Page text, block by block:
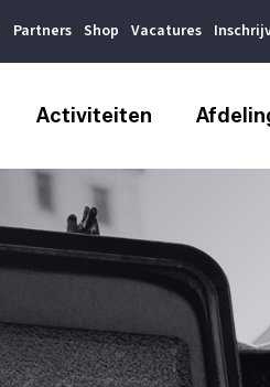
Partners Shop Vacatures
Activiteiten